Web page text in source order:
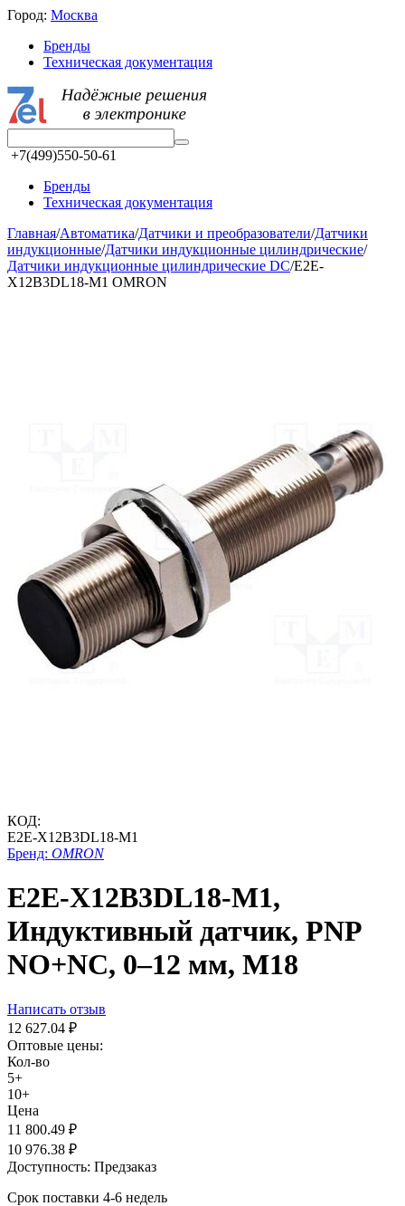
Город: Москва
Бренды
Техническая документация
+7(499)550-50-61
Бренды
Техническая документация
Главная/Автоматика/Датчики и преобразователи/Датчики
индукционные/Датчики индукционные цилиндрические/
Датчики индукционные цилиндрические DC/E2E-
X12B3DL18-M1 OMRON
КОД:
E2E-X12B3DL18-M1
Бренд: OMRON
E2E-X12B3DL18-M1,
Индуктивный датчик, PNP
NO+NC, 0–12 мм, М18
Написать отзыв
12 627.04 ₽
Оптовые цены:
Кол-во
5+
10+
Цена
11 800.49 ₽
10 976.38 ₽
Доступность: Предзаказ
Срок поставки 4-6 недель